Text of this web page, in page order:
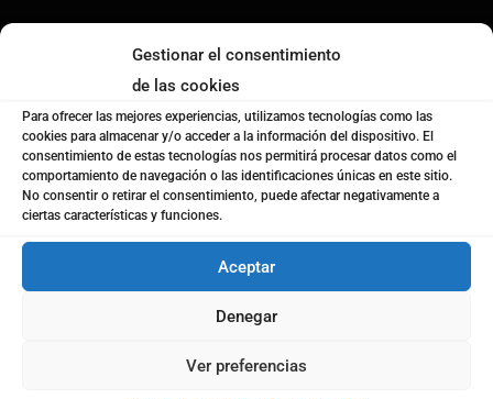
Gestionar el consentimiento
de las cookies
Para ofrecer las mejores experiencias, utilizamos tecnologías como las
cookies para almacenar y/o acceder a la información del dispositivo. El
consentimiento de estas tecnologías nos permitirá procesar datos como el
comportamiento de navegación o las identificaciones únicas en este sitio.
No consentir o retirar el consentimiento, puede afectar negativamente a
ciertas características y funciones.
Aceptar
Denegar
Ver preferencias

Escríbenos
coto@cotoconsulting.com
Llámanos
963 942 775